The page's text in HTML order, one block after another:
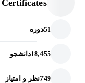
مختلف ردیابی
وابستگی‌ها و خطرات
شرح مفاهیم کلیدی
51دوره
18,455دانشجو
749نظر و امتیاز